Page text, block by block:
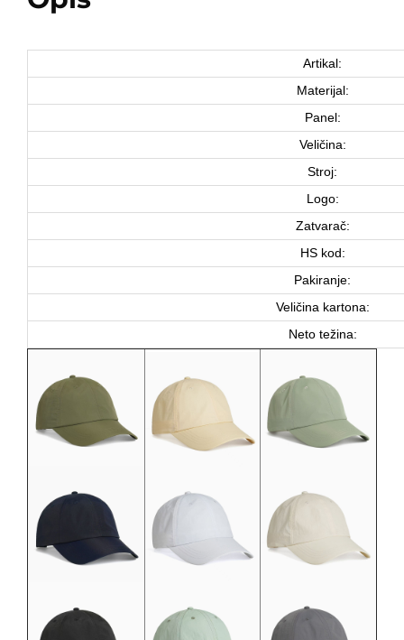
Artikal:
Materijal:
Panel:
Veličina:
Stroj:
Logo:
Zatvarač:
HS kod:
Pakiranje:
Veličina kartona:
Neto težina: